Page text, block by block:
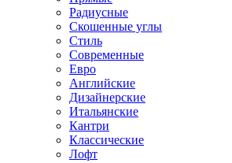
Радиусные
Скошенные углы
Стиль
Современные
Евро
Английские
Дизайнерские
Итальянские
Кантри
Классические
Лофт